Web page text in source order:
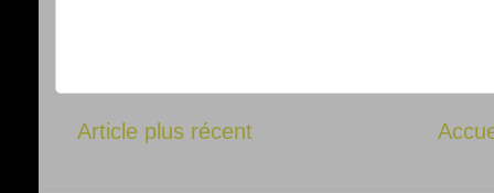
Article plus récent